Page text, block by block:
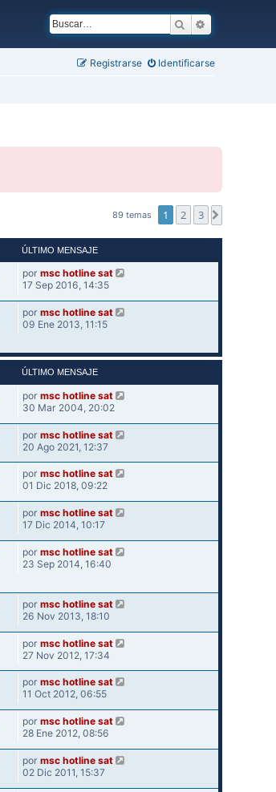
Buscar
Identificarse
Registrarse
89 temas 1 2 3
ÚLTIMO MENSAJE
por msc hotline sat
17 Sep 2016, 14:35
por msc hotline sat
09 Ene 2013, 11:15
ÚLTIMO MENSAJE
por msc hotline sat
30 Mar 2004, 20:02
por msc hotline sat
20 Ago 2021, 12:37
por msc hotline sat
01 Dic 2018, 09:22
por msc hotline sat
17 Dic 2014, 10:17
por msc hotline sat
23 Sep 2014, 16:40
por msc hotline sat
26 Nov 2013, 18:10
por msc hotline sat
27 Nov 2012, 17:34
por msc hotline sat
11 Oct 2012, 06:55
por msc hotline sat
28 Ene 2012, 08:56
por msc hotline sat
02 Dic 2011, 15:37